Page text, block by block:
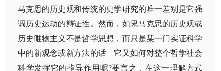
马克思的历史观和传统的史学研究的唯一差别是它强
调历史运动的辩证性。然而，如果马克思的历史观或
历史唯物主义不是哲学思想，而只是某一门实证科学
中的新观念或新方法的话，它又如何对整个哲学社会
科学发挥它的指导作用呢?要言之，在这一理解方式